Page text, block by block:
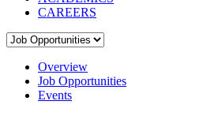
CAREERS
Overview
Job Opportunities
Events